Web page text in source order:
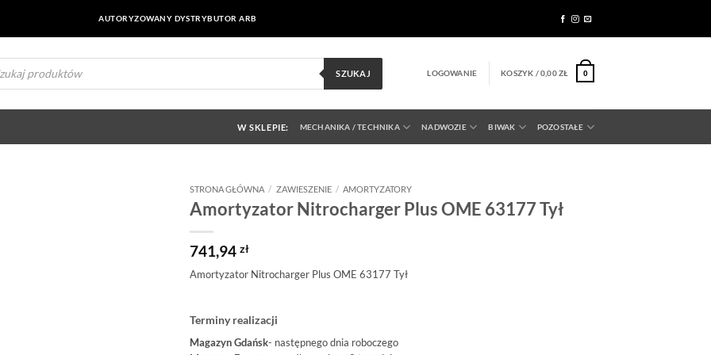
AUTORYZOWANY DYSTRYBUTOR ARB
SZUKAJ LOGOWANIE KOSZYK /0,00ZŁ 0
W SKLEPIE: MECHANIKA / TECHNIKA NADWOZIE BIWAK POZOSTAŁE
STRONA GŁÓWNA / ZAWIESZENIE / AMORTYZATORY
Amortyzator Nitrocharger Plus OME 63177 Tył
741,94 zł
Amortyzator Nitrocharger Plus OME 63177 Tył
Terminy realizacji
Magazyn Gdańsk- następnego dnia roboczego